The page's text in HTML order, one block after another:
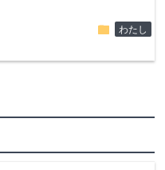
folder わたし